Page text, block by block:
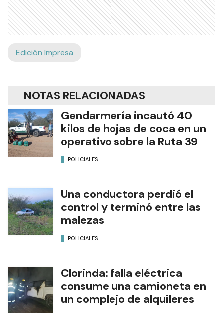
Edición Impresa
NOTAS RELACIONADAS
Gendarmería incautó 40
kilos de hojas de coca en un
operativo sobre la Ruta 39
POLICIALES
Una conductora perdió el
control y terminó entre las
malezas
POLICIALES
Clorinda: falla eléctrica
consume una camioneta en
un complejo de alquileres